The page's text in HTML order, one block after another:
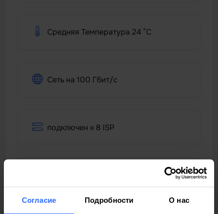
Согласие Подробности О нас
Средняя Температура 24 °C
Сеть на 100 Гбит/с
подключен к 8 ISP